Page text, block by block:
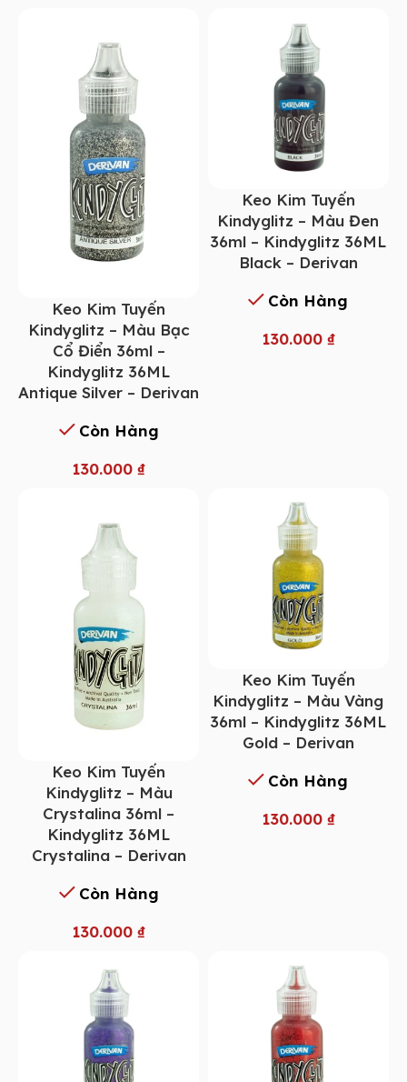
Keo Kim Tuyến
Kindyglitz – Màu Bạc
Cổ Điển 36ml –
Kindyglitz 36ML
Antique Silver – Derivan
Còn Hàng
130.000 ₫
Keo Kim Tuyến
Kindyglitz – Màu Đen
36ml – Kindyglitz 36ML
Black – Derivan
Còn Hàng
130.000 ₫
Keo Kim Tuyến
Kindyglitz – Màu
Crystalina 36ml –
Kindyglitz 36ML
Crystalina – Derivan
Còn Hàng
130.000 ₫
Keo Kim Tuyến
Kindyglitz – Màu Vàng
36ml – Kindyglitz 36ML
Gold – Derivan
Còn Hàng
130.000 ₫